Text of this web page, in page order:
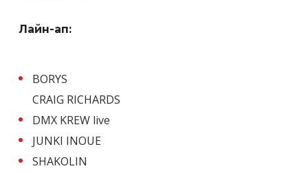
Лайн-ап:
BORYS
CRAIG RICHARDS
DMX KREW live
JUNKI INOUE
SHAKOLIN